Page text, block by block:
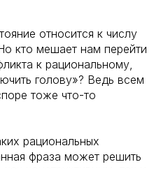
относится к числу
кто мешает нам перейти
к рациональному,
голову»? Ведь всем
тоже что-то
рациональных
фраза может решить